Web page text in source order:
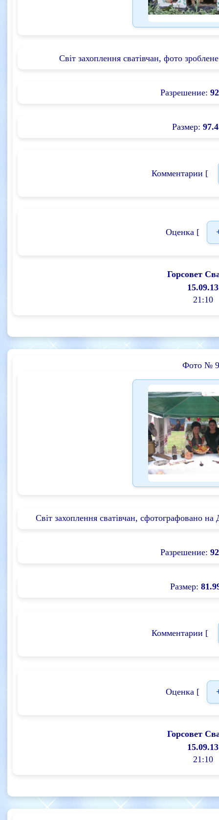
Світ захоплення сватівчан, фото
Разрешение:
Размер: 97.4
Комментарии [
Оценка [
Горсовет
15.09.13
21:10
Фото №
Світ захоплення сватівчан, сфотографовано
Разрешение:
Размер:
Комментарии [
Оценка [
Горсовет
15.09.13
21:10